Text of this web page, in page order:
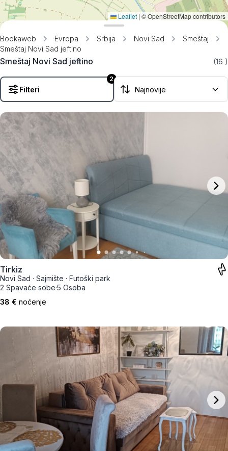
Bookaweb Evropa Srbija Novi Sad
Smeštaj
Smeštaj Novi Sad jeftino
Smeštaj Novi Sad jeftino (16 )
Filteri
2
Tirkiz
Novi Sad · Sajmište · Futoški park
2 Spavaće sobe·5 Osoba
38 € noćenje
Leaflet | © OpenStreetMap contributors